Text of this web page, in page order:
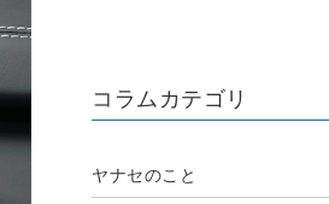
コラムカテゴリ
ヤナセのこと